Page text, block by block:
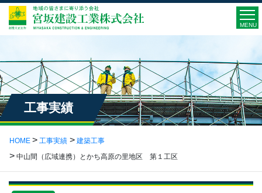
MENU
工事実績
HOME 工事実績
建築工事
中山間（広域連携）とかち高原の里地区 第１工区